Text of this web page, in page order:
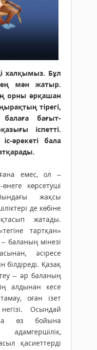
халқымыз. Бұл
мән жатыр.
орны әрқашан
тірегі,
бағыт-
іспетті.
әрекеті бала
емес, ол –
көрсетуші
жақсы
де көбіне
жатады.
тартқан»
баланың мінезі
әсіресе
білдіреді. Қазақ
– әр баланың
алдынан кесе
оған ізет
Осындай
өз бойына
қасиеттерді